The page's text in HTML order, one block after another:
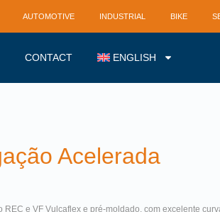
AUTOMOTIVE INDUSTRIAL BIKE
CONTACT ENGLISH
Acelerada
e VF Vulcaflex e pré-moldado, com excelente